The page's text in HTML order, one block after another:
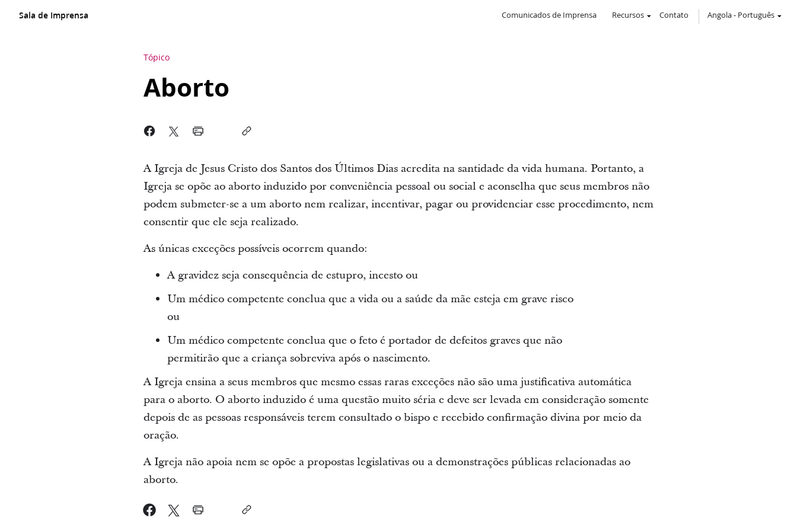
Sala de Imprensa Comunicados de Imprensa Recursos Contato Angola- Português
Tópico
Aborto
A Igreja de Jesus Cristo dos Santos dos Últimos Dias acredita na santidade da vida humana. Portanto, a
Igreja se opõe ao aborto induzido por conveniência pessoal ou social e aconselha que seus membros não
podem submeter-se a um aborto nem realizar, incentivar, pagar ou providenciar esse procedimento, nem
consentir que ele seja realizado.
As únicas exceções possíveis ocorrem quando:
A gravidez seja consequência de estupro, incesto ou
Um médico competente conclua que a vida ou a saúde da mãe esteja em grave risco
ou
Um médico competente conclua que o feto é portador de defeitos graves que não
permitirão que a criança sobreviva após o nascimento.
A Igreja ensina a seus membros que mesmo essas raras exceções não são uma justificativa automática
para o aborto. O aborto induzido é uma questão muito séria e deve ser levada em consideração somente
depois de as pessoas responsáveis terem consultado o bispo e recebido confirmação divina por meio da
oração.
A Igreja não apoia nem se opõe a propostas legislativas ou a demonstrações públicas relacionadas ao
aborto.